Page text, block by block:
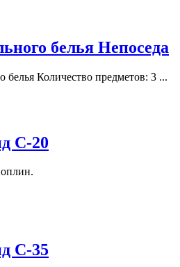
белья Непоседа
белья Количество предметов: 3 ...
С-20
С-35